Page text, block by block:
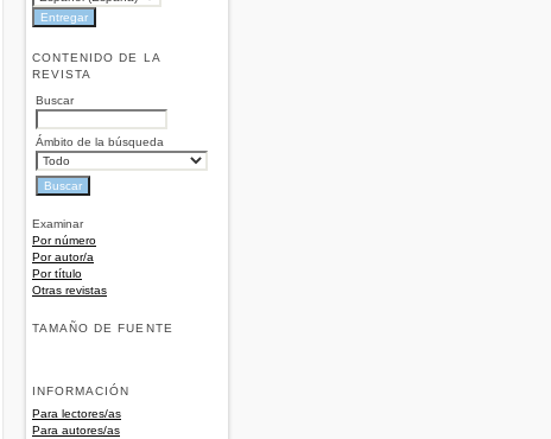
CONTENIDO DE LA
REVISTA
Buscar
Ámbito de la búsqueda
Examinar
Por número
Por autor/a
Por título
Otras revistas
TAMAÑO DE FUENTE
INFORMACIÓN
Para lectores/as
Para autores/as